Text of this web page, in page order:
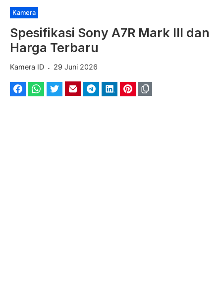
Kategori
Kamera
Spesifikasi Sony A7R Mark III dan
Harga Terbaru
Kamera ID . 29 Juni 2026